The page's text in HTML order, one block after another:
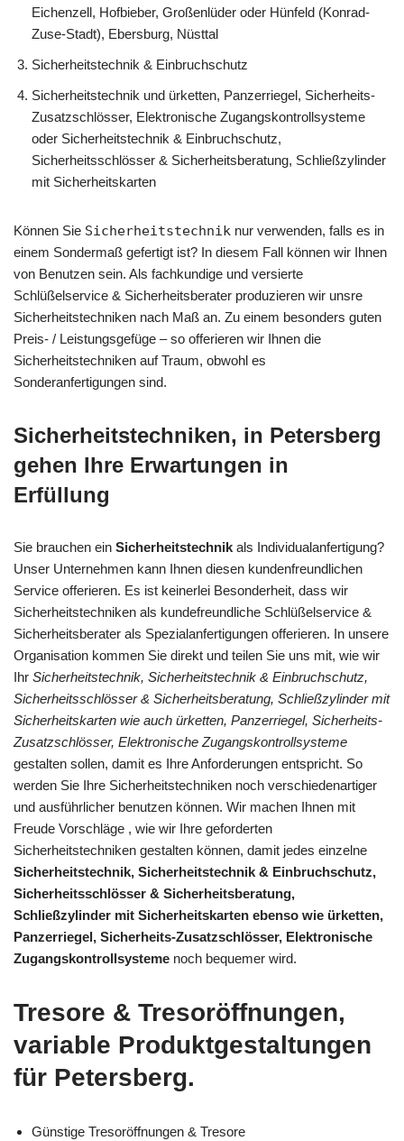
Eichenzell, Hofbieber, Großenlüder oder Hünfeld (Konrad-
Zuse-Stadt), Ebersburg, Nüsttal
Sicherheitstechnik & Einbruchschutz
Sicherheitstechnik und ürketten, Panzerriegel, Sicherheits-
Zusatzschlösser, Elektronische Zugangskontrollsysteme
oder Sicherheitstechnik & Einbruchschutz,
Sicherheitsschlösser & Sicherheitsberatung, Schließzylinder
mit Sicherheitskarten
Können Sie Sicherheitstechnik nur verwenden, falls es in
einem Sondermaß gefertigt ist? In diesem Fall können wir Ihnen
von Benutzen sein. Als fachkundige und versierte
Schlüßelservice & Sicherheitsberater produzieren wir unsre
Sicherheitstechniken nach Maß an. Zu einem besonders guten
Preis- / Leistungsgefüge – so offerieren wir Ihnen die
Sicherheitstechniken auf Traum, obwohl es
Sonderanfertigungen sind.
Sicherheitstechniken, in Petersberg
gehen Ihre Erwartungen in
Erfüllung
Sie brauchen ein Sicherheitstechnik als Individualanfertigung?
Unser Unternehmen kann Ihnen diesen kundenfreundlichen
Service offerieren. Es ist keinerlei Besonderheit, dass wir
Sicherheitstechniken als kundefreundliche Schlüßelservice &
Sicherheitsberater als Spezialanfertigungen offerieren. In unsere
Organisation kommen Sie direkt und teilen Sie uns mit, wie wir
Ihr Sicherheitstechnik, Sicherheitstechnik & Einbruchschutz,
Sicherheitsschlösser & Sicherheitsberatung, Schließzylinder mit
Sicherheitskarten wie auch ürketten, Panzerriegel, Sicherheits-
Zusatzschlösser, Elektronische Zugangskontrollsysteme
gestalten sollen, damit es Ihre Anforderungen entspricht. So
werden Sie Ihre Sicherheitstechniken noch verschiedenartiger
und ausführlicher benutzen können. Wir machen Ihnen mit
Freude Vorschläge , wie wir Ihre geforderten
Sicherheitstechniken gestalten können, damit jedes einzelne
Sicherheitstechnik, Sicherheitstechnik & Einbruchschutz,
Sicherheitsschlösser & Sicherheitsberatung,
Schließzylinder mit Sicherheitskarten ebenso wie ürketten,
Panzerriegel, Sicherheits-Zusatzschlösser, Elektronische
Zugangskontrollsysteme noch bequemer wird.
Tresore & Tresoröffnungen,
variable Produktgestaltungen
für Petersberg.
Günstige Tresoröffnungen & Tresore